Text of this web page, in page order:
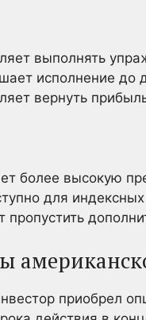
выполнять
исполнение до
вернуть
более высокую
для
пропустить
приобрел